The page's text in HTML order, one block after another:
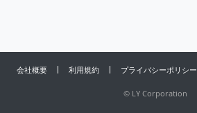
会社概要 利用規約 プライバシーポリシー
© LY Corporation